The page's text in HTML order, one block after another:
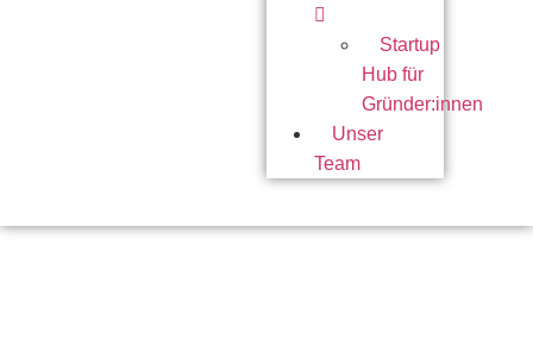
Startup
Hub für
Gründer:innen
Unser
Team